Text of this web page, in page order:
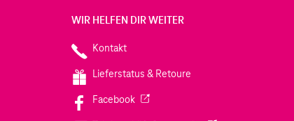
WIR HELFEN DIR WEITER
Kontakt
Lieferstatus & Retoure
Facebook(Wird in einem neuen Tab geöffnet)